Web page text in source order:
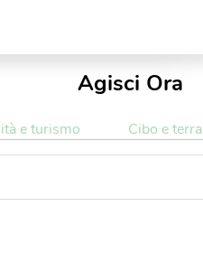
Agisci Ora
e turismo Cibo e terra